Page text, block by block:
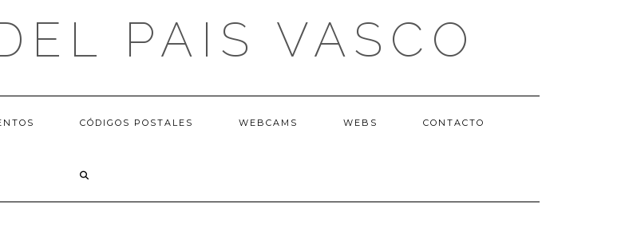
PAIS VASCO
CÓDIGOS POSTALES WEBCAMS WEBS CONTACTO